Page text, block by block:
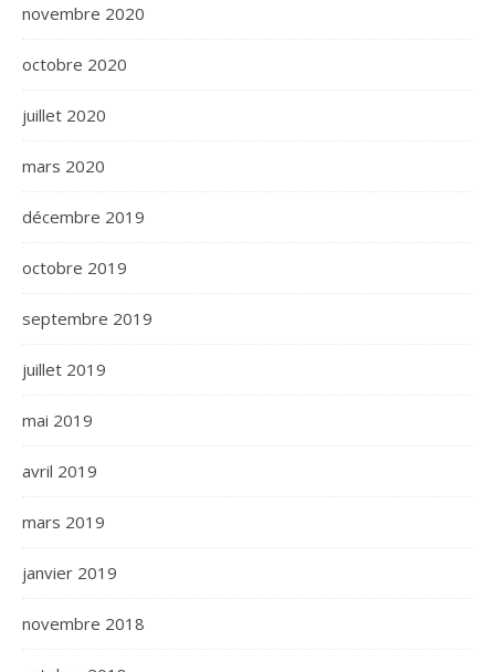
novembre 2020
octobre 2020
juillet 2020
mars 2020
décembre 2019
octobre 2019
septembre 2019
juillet 2019
mai 2019
avril 2019
mars 2019
janvier 2019
novembre 2018